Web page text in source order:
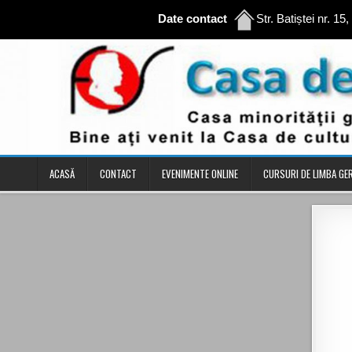
Date contact Str. Batiștei nr.
ACASĂ CONTACT EVENIMENTE ONLINE CURSURI DE LIMBA